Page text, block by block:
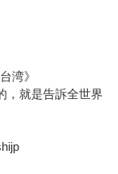
湾》
，就是告訴全世界